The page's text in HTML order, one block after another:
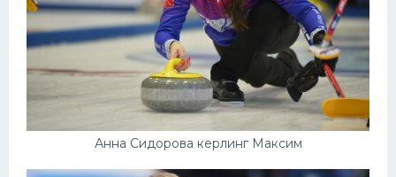
Анна Сидорова керлинг Максим